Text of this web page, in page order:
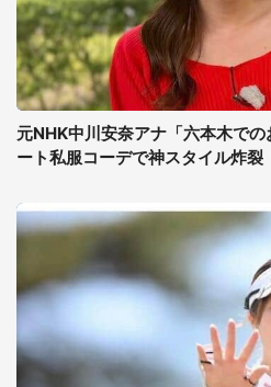
元NHK中川安奈アナ「六本木で
ート私服コーデで神スタイル炸裂